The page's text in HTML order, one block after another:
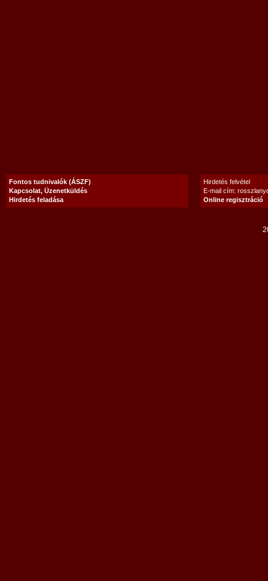
Fontos tudnivalók (ÁSZF)
Kapcsolat, Üzenetküldés
Hirdetés feladása
Hirdetés felvétel
E-mail cím:
Online regisztráció